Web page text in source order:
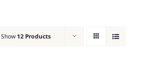
Show 12 Products